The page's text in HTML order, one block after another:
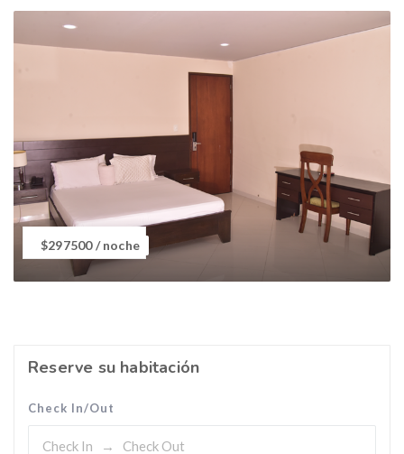
Habitación Suite
$297500/ noche
Reserve su habitación
Check In/Out